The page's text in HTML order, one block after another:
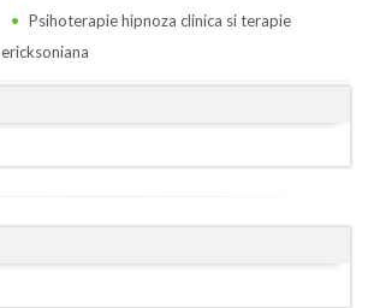
Psihoterapie hipnoza clinica si terapie
ericksoniana